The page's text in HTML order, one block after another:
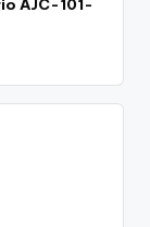
AJC-101-